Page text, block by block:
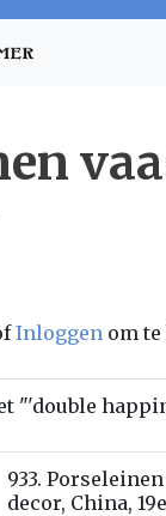
Inloggen om te
"'double
933.
decor, China,